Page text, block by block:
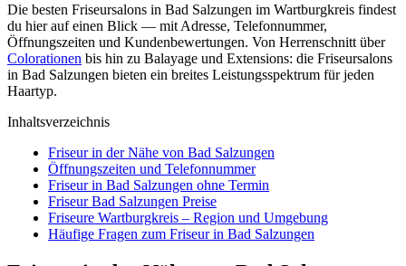
Die besten Friseursalons in Bad Salzungen im Wartburgkreis findest
du hier auf einen Blick — mit Adresse, Telefonnummer,
Öffnungszeiten und Kundenbewertungen. Von Herrenschnitt über
Colorationen bis hin zu Balayage und Extensions: die Friseursalons
in Bad Salzungen bieten ein breites Leistungsspektrum für jeden
Haartyp.
Inhaltsverzeichnis
Friseur in der Nähe von Bad Salzungen
Öffnungszeiten und Telefonnummer
Friseur in Bad Salzungen ohne Termin
Friseur Bad Salzungen Preise
Friseure Wartburgkreis – Region und Umgebung
Häufige Fragen zum Friseur in Bad Salzungen